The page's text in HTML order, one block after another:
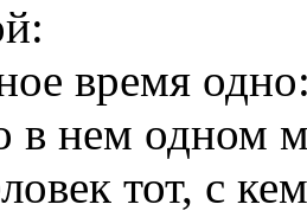
время
в нем одном
тот, с